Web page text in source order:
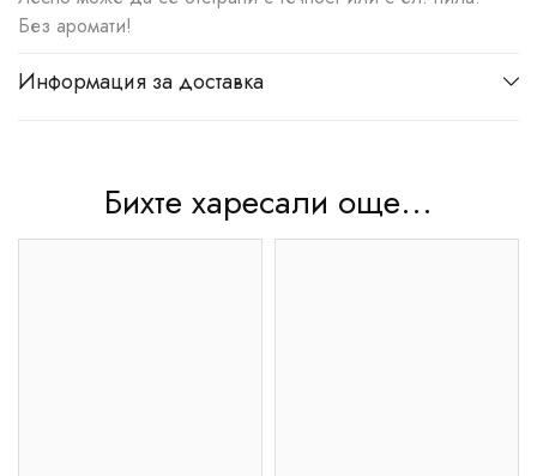
Без аромати!
Информация за доставка
Бихте харесали още...